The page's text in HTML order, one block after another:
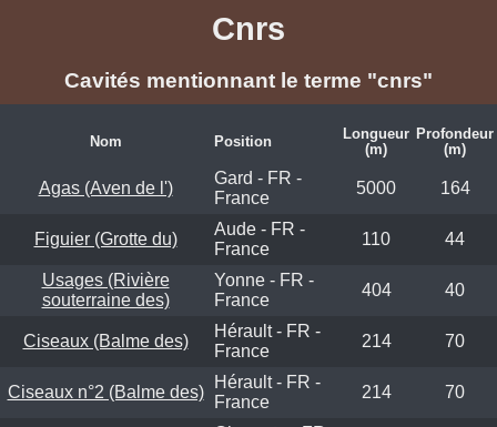
Cnrs
Cavités mentionnant le terme "cnrs"
Nom Position
Longueur
(m)
Profondeur
(m)
Agas (Aven de l')
Gard - FR -
France
5000 164
Figuier (Grotte du)
Aude - FR -
France
110 44
Usages (Rivière
souterraine des)
Yonne - FR -
France
404 40
Ciseaux (Balme des)
Hérault - FR -
France
214 70
Ciseaux n°2 (Balme des)
Hérault - FR -
France
214 70